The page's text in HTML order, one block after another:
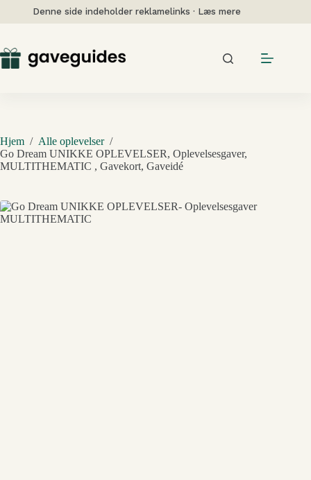
Denne side indeholder reklamelinks · Læs mere
Hjem / Alle oplevelser /
Go Dream UNIKKE OPLEVELSER, Oplevelsesgaver,
MULTITHEMATIC , Gavekort, Gaveidé